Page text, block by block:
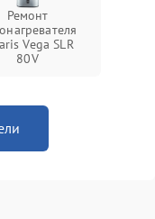
Ремонт
Vega SLR
80V